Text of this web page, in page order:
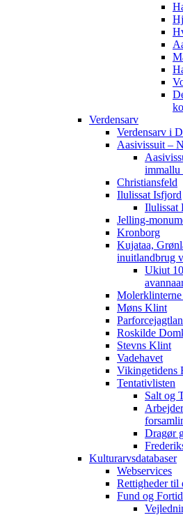
Verdensarv
Verdensarv i
Aasivissuit –
immallu
Christiansfeld
Ilulissat Isfjord
Ilulissat
Jelling-
Kronborg
Kujataa,
inuitlandbrug
Ukiut
Møns Klint
Roskilde
Stevns Klint
Vadehavet
Vikingetidens
Tentativlisten
Salt og
Dragør
Kulturarvsdatabaser
Webservices
Rettigheder til
Fund og